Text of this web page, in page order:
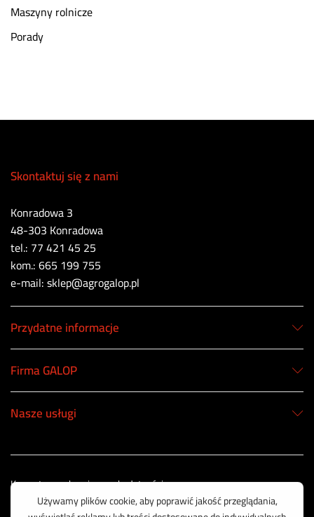
Maszyny rolnicze
Porady
Skontaktuj się z nami
Konradowa 3
48-303 Konradowa
tel.: 77 421 45 25
kom.: 665 199 755
e-mail: sklep@agrogalop.pl
Przydatne informacje
Firma GALOP
Nasze usługi
Korzystamy z bezpiecznych płatności